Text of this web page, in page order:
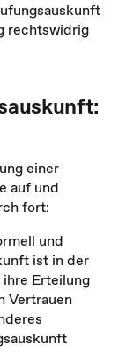
rechtswidrig
einer
auf und
fort:
und
ist in der
ihre Erteilung
Vertrauen